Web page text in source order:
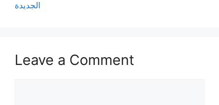
الجديدة
Leave a Comment